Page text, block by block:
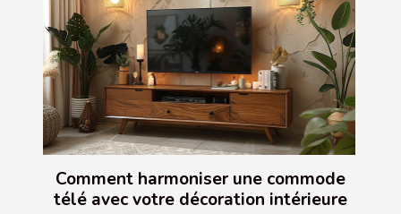
Comment harmoniser une commode
télé avec votre décoration intérieure